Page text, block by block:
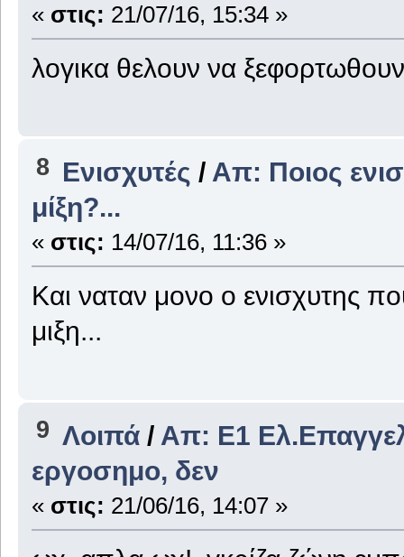
« στις: 21/07/16, 15:34 »
λογικα θελουν να
8 Ενισχυτές / Απ: Ποιος
μίξη?...
« στις: 14/07/16, 11:36 »
Και ναταν μονο ο ενισχυτης
μιξη...
9 Λοιπά / Απ: E1
εργοσημο, δεν
« στις: 21/06/16, 14:07 »